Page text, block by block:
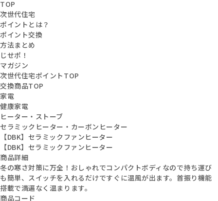
TOP
次世代住宅
ポイントとは？
ポイント交換
方法まとめ
じせポ！
マガジン
次世代住宅ポイントTOP
交換商品TOP
家電
健康家電
ヒーター・ストーブ
セラミックヒーター・カーボンヒーター
【DBK】セラミックファンヒーター
【DBK】セラミックファンヒーター
商品詳細
冬の寒さ対策に万全！おしゃれでコンパクトボディなので持ち運び
も簡単、スイッチを入れるだけですぐに温風が出ます。首振り機能
搭載で満遍なく温まります。
商品コード